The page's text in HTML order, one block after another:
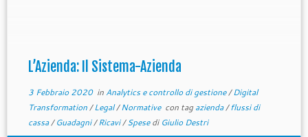
L’Azienda: Il Sistema-Azienda
3 Febbraio 2020in Analytics e controllo di gestione/Digital
Transformation/Legal/Normative con tagazienda/flussi di
cassa/Guadagni/Ricavi/Spesedi Giulio Destri